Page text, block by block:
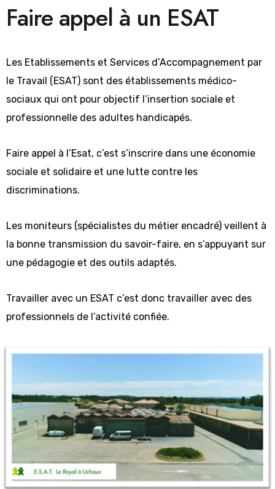
Faire appel à un ESAT
Les Etablissements et Services d’Accompagnement par
le Travail (ESAT) sont des établissements médico-
sociaux qui ont pour objectif l’insertion sociale et
professionnelle des adultes handicapés.
Faire appel à l’Esat, c’est s’inscrire dans une économie
sociale et solidaire et une lutte contre les
discriminations.
Les moniteurs (spécialistes du métier encadré) veillent à
la bonne transmission du savoir-faire, en s’appuyant sur
une pédagogie et des outils adaptés.
Travailler avec un ESAT c’est donc travailler avec des
professionnels de l’activité confiée.